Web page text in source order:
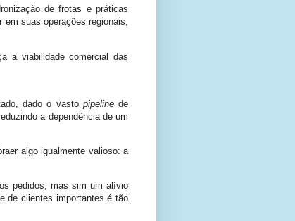
de frotas e práticas
em suas operações regionais,
a viabilidade comercial das
dado o vasto pipelinede
a dependência de um
algo igualmente valioso: a
pedidos, mas sim um alívio
de clientes importantes é tão